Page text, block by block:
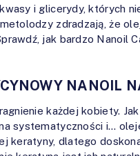
i glicerydy, których
zdradzają, że
jak bardzo Nanoil
NANOIL
każdej kobiety.
systematyczności i…
keratyny, dlatego